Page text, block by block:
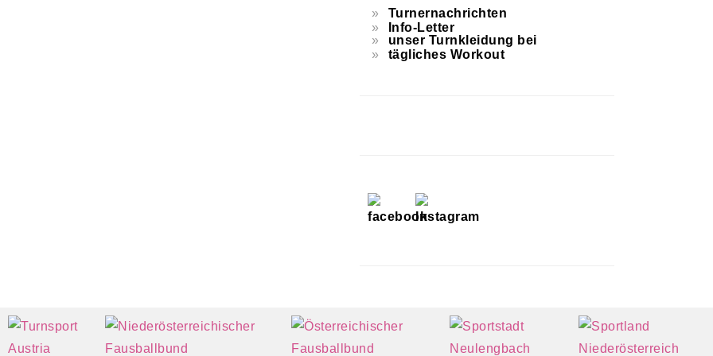
Turnernachrichten
unser Turnkleidung bei
Info-Letter
tägliches Workout